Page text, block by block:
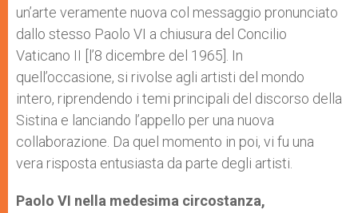
un’arte veramente nuova col messaggio pronunciato
dallo stesso Paolo VI a chiusura del Concilio
Vaticano II [l’8 dicembre del 1965]. In
quell’occasione, si rivolse agli artisti del mondo
intero, riprendendo i temi principali del discorso della
Sistina e lanciando l’appello per una nuova
collaborazione. Da quel momento in poi, vi fu una
vera risposta entusiasta da parte degli artisti.
Paolo VI nella medesima circostanza,